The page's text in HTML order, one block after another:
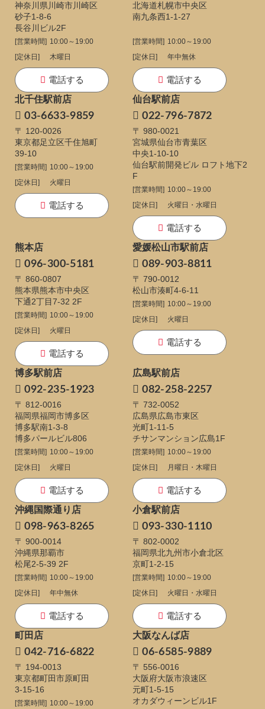
神奈川県川崎市川崎区
砂子1-8-6
長谷川ビル2F
[営業時間] 10:00～19:00
[定休日]
木曜日
電話する
北海道札幌市中央区
南九条西1-1-27
[営業時間] 10:00～19:00
[定休日]
年中無休
電話する
北千住駅前店
03-6633-9859
〒 120-0026
東京都足立区千住旭町
39-10
[営業時間] 10:00～19:00
[定休日]
火曜日
電話する
仙台駅前店
022-796-7872
〒 980-0021
宮城県仙台市青葉区
中央1-10-10
仙台駅前開発ビル ロフト地下2
F
[営業時間] 10:00～19:00
[定休日]
火曜日・水曜日
電話する
熊本店
096-300-5181
〒 860-0807
熊本県熊本市中央区
下通2丁目7-32 2F
[営業時間] 10:00～19:00
[定休日]
火曜日
電話する
愛媛松山市駅前店
089-903-8811
〒 790-0012
松山市湊町4-6-11
[営業時間] 10:00～19:00
[定休日]
火曜日
電話する
博多駅前店
092-235-1923
〒 812-0016
福岡県福岡市博多区
博多駅南1-3-8
博多パールビル806
[営業時間] 10:00～19:00
[定休日]
火曜日
電話する
広島駅前店
082-258-2257
〒 732-0052
広島県広島市東区
光町1-11-5
チサンマンション広島1F
[営業時間] 10:00～19:00
[定休日]
月曜日・木曜日
電話する
沖縄国際通り店
098-963-8265
〒 900-0014
沖縄県那覇市
松尾2-5-39 2F
[営業時間] 10:00～19:00
[定休日]
年中無休
電話する
小倉駅前店
093-330-1110
〒 802-0002
福岡県北九州市小倉北区
京町1-2-15
[営業時間] 10:00～19:00
[定休日]
火曜日・水曜日
電話する
町田店
042-716-6822
〒 194-0013
東京都町田市原町田
3-15-16
[営業時間] 10:00～19:00
大阪なんば店
06-6585-9889
〒 556-0016
大阪府大阪市浪速区
元町1-5-15
オカダウィーンビル1F